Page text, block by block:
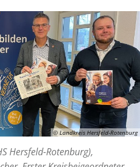
© Landkreis Hersfeld-Rotenburg
Hersfeld-Rotenburg),